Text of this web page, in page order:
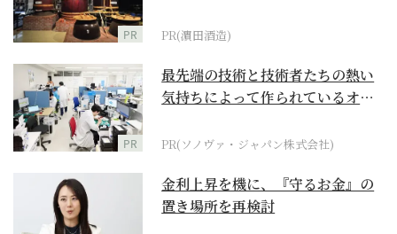
PR PR(濵田酒造)
PR
最先端の技術と技術者たちの熱い
気持ちによって作られているオー
PR(ソノヴァ・ジャパン株式会社)
金利上昇を機に、『守るお金』の
置き場所を再検討